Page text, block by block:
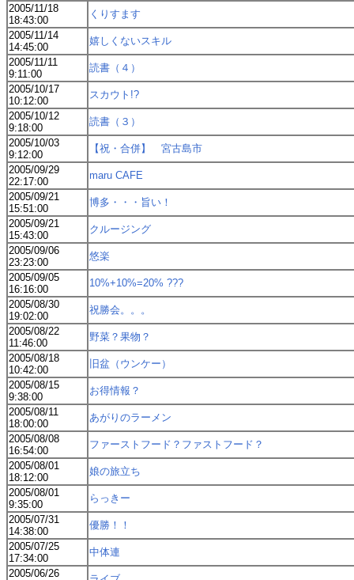
2005/11/18
18:43:00
くりすます
2005/11/14
14:45:00
嬉しくないスキル
2005/11/11
9:11:00
読書（４）
2005/10/17
10:12:00
スカウト!?
2005/10/12
9:18:00
読書（３）
2005/10/03
9:12:00
【祝・合併】 宮古島市
2005/09/29
22:17:00
maru CAFE
2005/09/21
15:51:00
博多・・・旨い！
2005/09/21
15:43:00
クルージング
2005/09/06
23:23:00
悠楽
2005/09/05
16:16:00
10%+10%=20% ???
2005/08/30
19:02:00
祝勝会。。。
2005/08/22
11:46:00
野菜？果物？
2005/08/18
10:42:00
旧盆（ウンケー）
2005/08/15
9:38:00
お得情報？
2005/08/11
18:00:00
あがりのラーメン
2005/08/08
16:54:00
ファーストフード？ファストフード？
2005/08/01
18:12:00
娘の旅立ち
2005/08/01
9:35:00
らっきー
2005/07/31
14:38:00
優勝！！
2005/07/25
17:34:00
中体連
2005/06/26